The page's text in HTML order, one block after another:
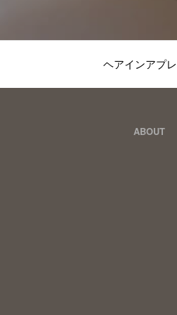
ヘアインアプレ
ABOUT